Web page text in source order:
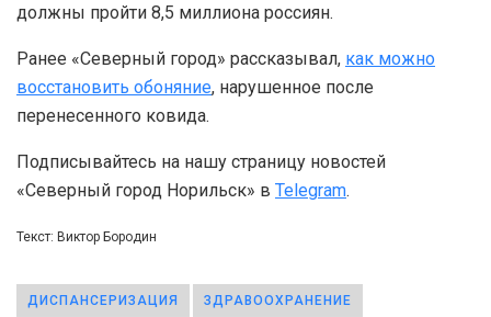
должны пройти 8,5 миллиона россиян.
Ранее «Северный город» рассказывал, как можно
восстановить обоняние, нарушенное после
перенесенного ковида.
Подписывайтесь на нашу страницу новостей
«Северный город Норильск» в Telegram.
Текст: Виктор Бородин
ДИСПАНСЕРИЗАЦИЯ ЗДРАВООХРАНЕНИЕ